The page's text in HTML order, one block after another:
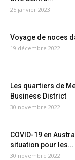
25 janvier 2023
Voyage de noces
19 décembre 2022
Les quartiers de
Business District
30 novembre 2022
COVID-19 en
situation pour les...
30 novembre 2022